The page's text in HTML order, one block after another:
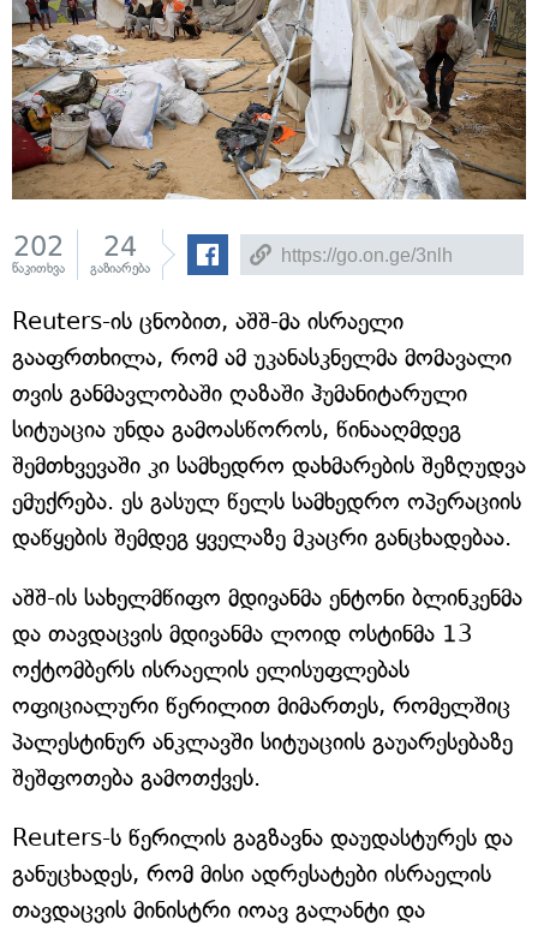
202
წაკითხვა
24
გაზიარება
Reuters-ის ცნობით, აშშ-მა ისრაელი
გააფრთხილა, რომ ამ უკანასკნელმა მომავალი
თვის განმავლობაში ღაზაში ჰუმანიტარული
სიტუაცია უნდა გამოასწოროს, წინააღმდეგ
შემთხვევაში კი სამხედრო დახმარების შეზღუდვა
ემუქრება. ეს გასულ წელს სამხედრო ოპერაციის
დაწყების შემდეგ ყველაზე მკაცრი განცხადებაა.
აშშ-ის სახელმწიფო მდივანმა ენტონი ბლინკენმა
და თავდაცვის მდივანმა ლოიდ ოსტინმა 13
ოქტომბერს ისრაელის ელისუფლებას
ოფიციალური წერილით მიმართეს, რომელშიც
პალესტინურ ანკლავში სიტუაციის გაუარესებაზე
შეშფოთება გამოთქვეს.
Reuters-ს წერილის გაგზავნა დაუდასტურეს და
განუცხადეს, რომ მისი ადრესატები ისრაელის
თავდაცვის მინისტრი იოავ გალანტი და